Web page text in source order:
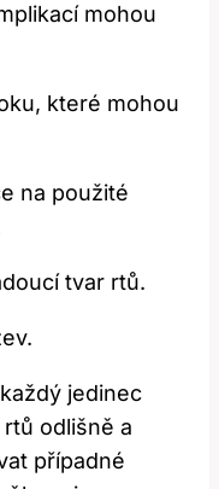
mohou
které mohou
na použité
tvar rtů.
jedinec
odlišně a
případné